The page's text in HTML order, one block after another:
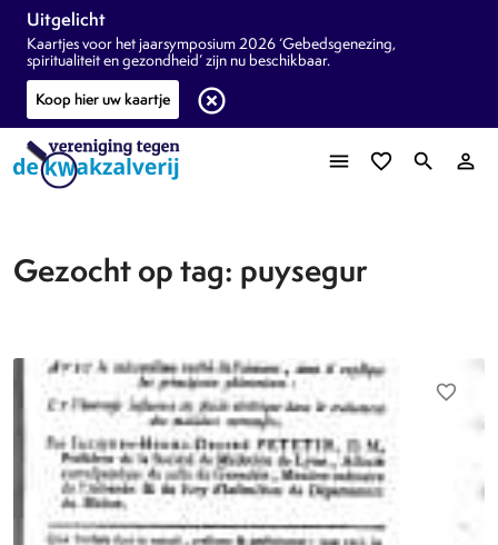
Uitgelicht
Kaartjes voor het jaarsymposium 2026 ‘Gebedsgenezing,
spiritualiteit en gezondheid’ zijn nu beschikbaar.
Koop hier uw kaartje
highlight_off
menu favorite_border search person_outline
Gezocht op tag: puysegur
favorite_border